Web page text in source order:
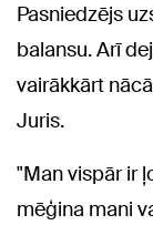
Pasniedzējs
balansu. Arī
vairākkārt
Juris.
"Man vispār ir
mēģina mani